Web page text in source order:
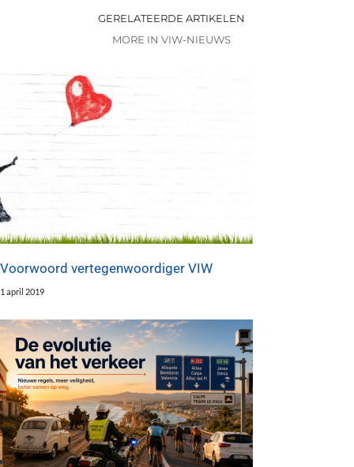
GERELATEERDE ARTIKELEN
MORE IN VIW-NIEUWS
Voorwoord vertegenwoordiger VIW
1 april 2019